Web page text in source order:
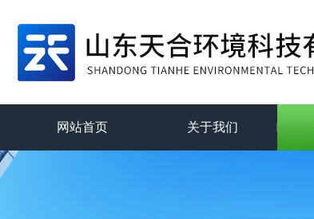
网站首页 关于我们